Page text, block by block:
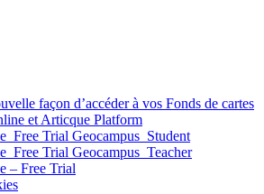
façon d’accéder à vos Fonds de cartes
et Articque Platform
Trial Geocampus_Student
Trial Geocampus_Teacher
– Free Trial